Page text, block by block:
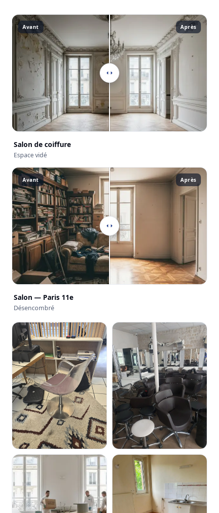
Avant Après
Salon de coiffure
Espace vidé
Avant Après
Salon — Paris 11e
Désencombré